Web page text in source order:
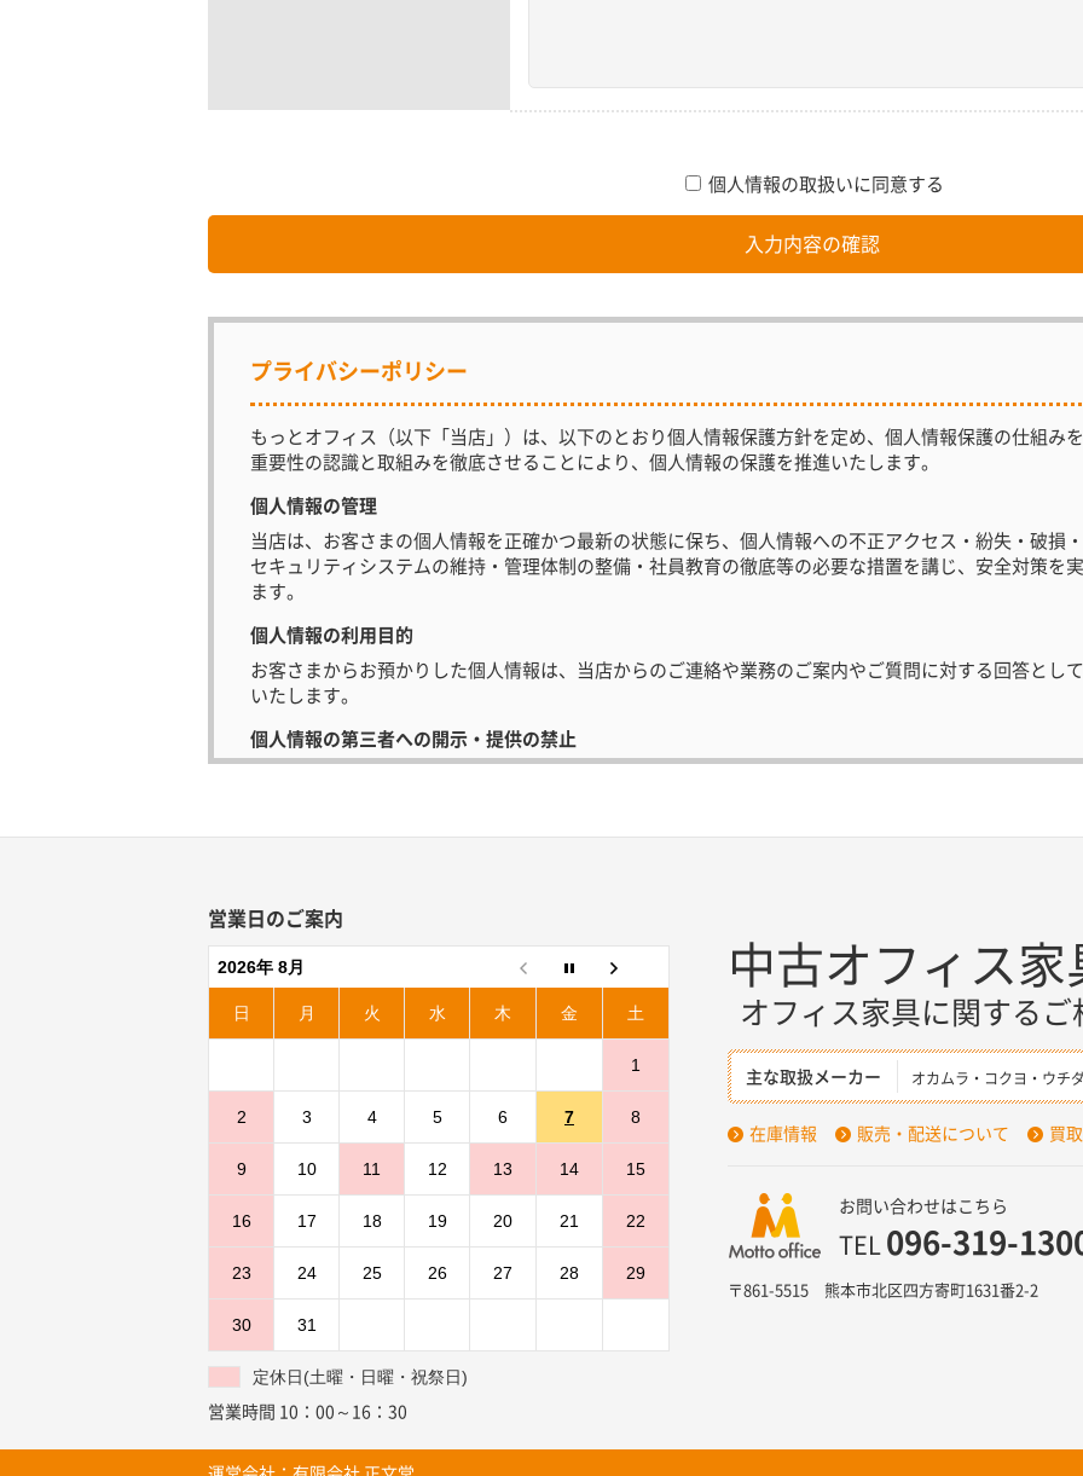
個人情報の取扱いに同意する
プライバシーポリシー
もっとオフィス（以下「当店」）は、以下のとおり個人情報保護方針を定め、個人情報保護の仕組み
重要性の認識と取組みを徹底させることにより、個人情報の保護を推進いたします。
個人情報の管理
当店は、お客さまの個人情報を正確かつ最新の状態に保ち、個人情報への不正アクセス・紛失・破損
セキュリティシステムの維持・管理体制の整備・社員教育の徹底等の必要な措置を講じ、安全対策を
ます。
個人情報の利用目的
お客さまからお預かりした個人情報は、当店からのご連絡や業務のご案内やご質問に対する回答とし
いたします。
個人情報の第三者への開示・提供の禁止
当店は、個人情報の正確性及び安全性確保のために、セキュリティに万全の対策を講じています。
ご本人の照会
お客さまがご本人の個人情報の照会・修正・削除などをご希望される場合には、ご本人であることを
法令、規範の遵守と見直し
当店は、保有する個人情報に関して適用される日本の法令、その他規範を遵守するとともに、本ポリ
お問い合わせ
当店の個人情報の取扱に関するお問い合せは下記までご連絡ください。
TEL:096-319-1300 FAX:096-319-1301
営業時間：10：00～16：30
営業日のご案内
2026年 8月
日 月 火 水 木 金 土
1
2 3 4 5 6 7 8
9 10 11 12 13 14 15
16 17 18 19 20 21 22
23 24 25 26 27 28 29
30 31
定休日(土曜・日曜・祝祭日)
営業時間 10：00～16：30
中古オフィス
オフィス家具に関する
主な取扱メーカー オカムラ・コクヨ・ウチ
在庫情報 販売・配送について 買
お問い合わせはこちら
TEL 096-319-
〒861-5515 熊本市北区四方寄町1631番2-2